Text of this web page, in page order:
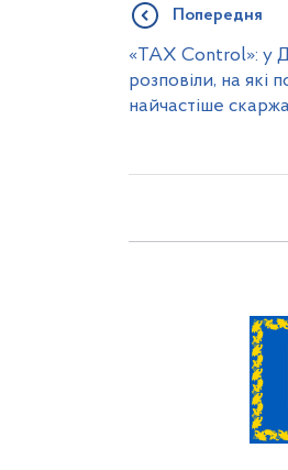
Попередня
«TAX Control»: у
розповіли, на які
найчастіше